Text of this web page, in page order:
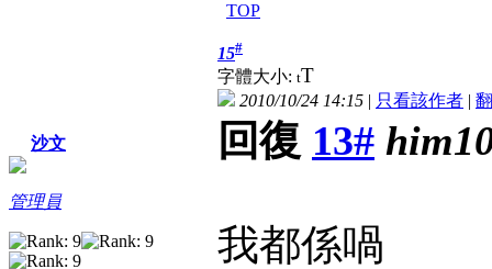
TOP
沙文
管理員
15#
字體大小: tT
2010/10/24 14:15 | 只看該作者 |
回復 13#
我都係喎